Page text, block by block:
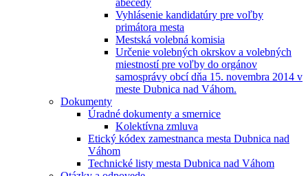
abecedy
Vyhlásenie kandidatúry pre voľby
primátora mesta
Mestská volebná komisia
Určenie volebných okrskov a volebných
miestností pre voľby do orgánov
samosprávy obcí dňa 15. novembra 2014 v
meste Dubnica nad Váhom.
Dokumenty
Úradné dokumenty a smernice
Kolektívna zmluva
Etický kódex zamestnanca mesta Dubnica nad
Váhom
Technické listy mesta Dubnica nad Váhom